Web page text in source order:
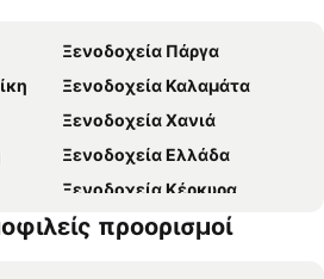
Ξενοδοχεία Πάργα
Ξενοδοχεία Καλαμάτα
Ξενοδοχεία Χανιά
Ξενοδοχεία Ελλάδα
Ξενοδοχεία Κέρκυρα
Ξενοδοχεία Κρήτη
προορισμοί